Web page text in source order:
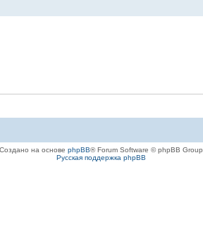
Создано на основе phpBB® Forum Software © phpBB Group
Русская поддержка phpBB